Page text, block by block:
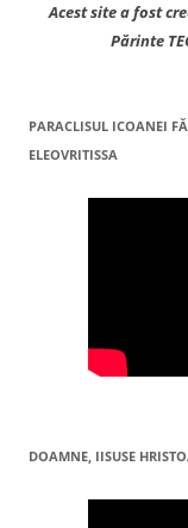
Acest site a fost
Părinte
PARACLISUL ICOANEI
ELEOVRITISSA
DOAMNE, IISUSE